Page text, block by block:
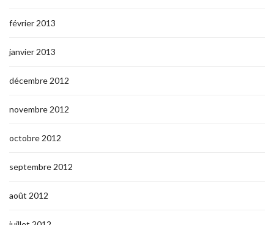
février 2013
janvier 2013
décembre 2012
novembre 2012
octobre 2012
septembre 2012
août 2012